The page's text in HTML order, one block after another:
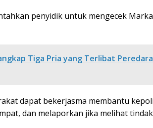
penyidik untuk mengecek
Tiga Pria yang Terlibat
dapat bekerjasma membantu
dan melaporkan jika melihat